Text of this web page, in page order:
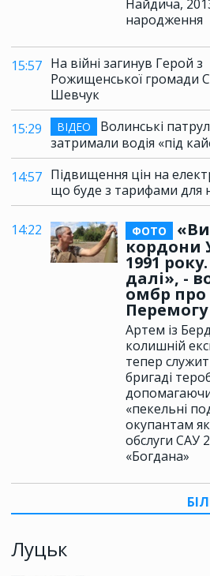
Найдича,
народження
15:57 На війні загинув Герой з
Рожищенської громади
Шевчук
15:29
ВІДЕО
Волинські
затримали водія «під
14:57 Підвищення цін на
що буде з тарифами для
14:22 ФОТО
кордони
1991
далі», -
омбр про
Перемогу
Артем із
колишній
тепер
бригаді
«пекельні
окупантам
обслуги САУ
«Богдана»
Луцьк